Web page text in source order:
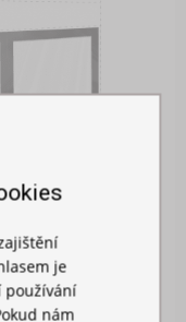
je
používání
nám